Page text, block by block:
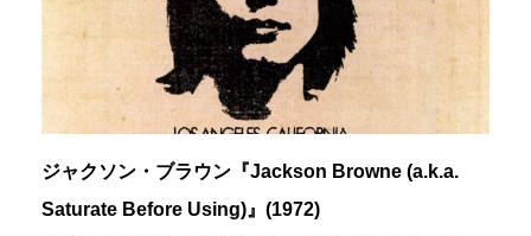
ジャクソン・ブラウン『Jackson Browne (a.k.a.
Saturate Before Using)』(1972)